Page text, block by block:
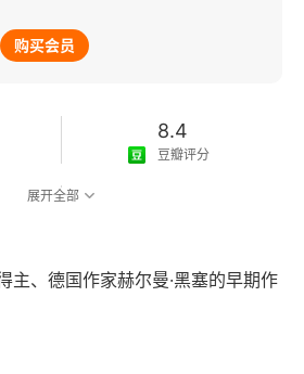
购买会员
8.4
豆瓣评分
展开全部
主、德国作家赫尔曼·黑塞的早期作